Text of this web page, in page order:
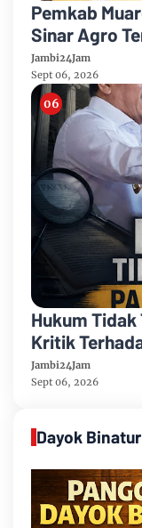
Pemkab
Sinar Agro
Sipin Teluk
Jambi24Jam
Sept 06, 2026
Hukum
Kritik
Media dan
Jambi24Jam
Sept 06, 2026
Dayok Binatur